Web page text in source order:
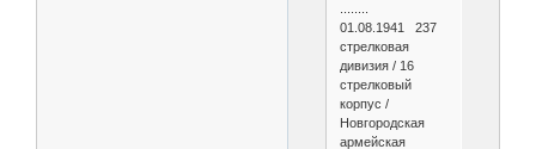
01.08.1941 237
стрелковая
дивизия / 16
стрелковый
корпус /
Новгородская
армейская